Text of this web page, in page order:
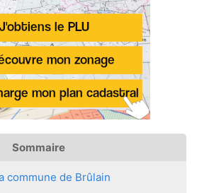
Sommaire
commune de Brûlain